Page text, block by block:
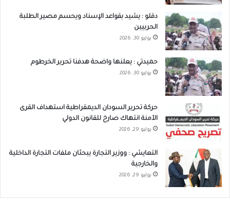
دقلو : يشيد بقواعد الإسناد ويحسم مصير الطلبة
الحربيين
يوليو 30, 2026
حميدتي : يعلنها واضحة هدفنا تحرير الخرطوم
يوليو 30, 2026
حركة تحرير السودان الديمقراطية استهداف القرى
الآمنة انتهاك صارخ للقانون الدولي
يوليو 29, 2026
التعايشي : ووزير التجارة يبحثان ملفات التجارة الداخلية
والخارجية
يوليو 29, 2026